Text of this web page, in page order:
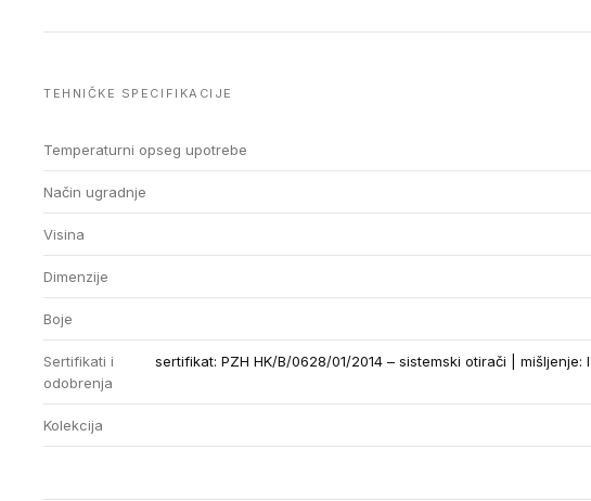
TEHNIČKE SPECIFIKACIJE
Temperaturni opseg upotrebe
Način ugradnje
Visina
Dimenzije
Boje
Sertifikati i
odobrenja
sertifikat: PZH HK/B/0628/01/2014 – sistemski otirači | mišljenje:
Kolekcija